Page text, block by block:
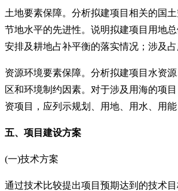
土地要素保障。分析拟建项目相关的国
节地水平的先进性。说明拟建项目用地
安排及耕地占补平衡的落实情况；涉及
资源环境要素保障。分析拟建项目水资
区和环境制约因素。对于涉及用海的项
资项目，应列示规划、用地、用水、用
五、项目建设方案
(一)技术方案
通过技术比较提出项目预期达到的技术